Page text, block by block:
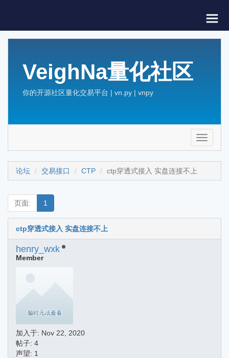
VeighNa量化社区
你的开源社区量化交易平台 | vn.py | vnpy
Toggle
论坛 交易接口 CTP ctp穿透式接入 实盘连接不上
页面: 1
ctp穿透式接入 实盘连接不上
henry_wxk
Member
加入于: Nov 22, 2020
帖子: 4
声望: 1